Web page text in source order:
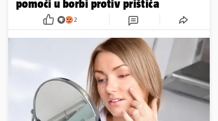
pomoći u borbi protiv prištića
2